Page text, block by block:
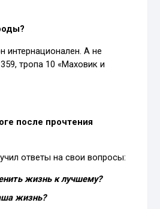
интернационален. А не
тропа 10 «Маховик и
после прочтения
ответы на свои вопросы:
жизнь к лучшему?
жизнь?